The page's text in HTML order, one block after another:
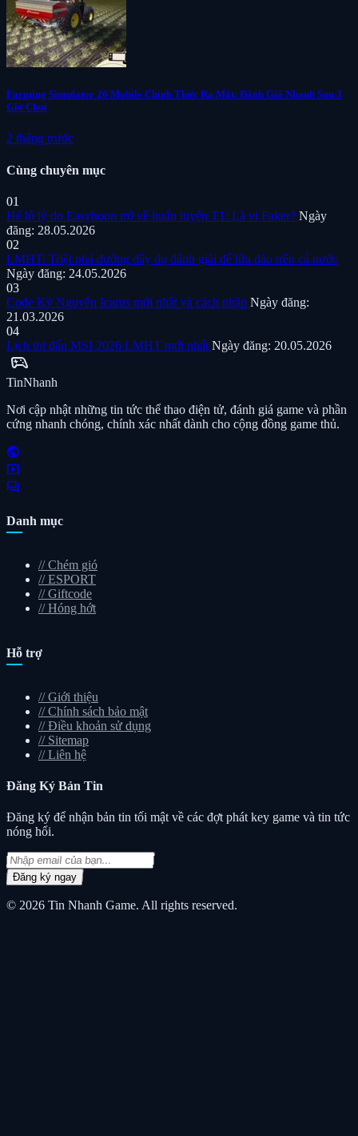
Farming Simulator 26 Mobile Chính Thức Ra Mắt: Đánh Giá Nhanh Sau 3
Giờ Chơi
2 tháng trước
Cùng chuyên mục
01
Hé lộ lý do Easyhoon trở về huấn luyện T1: Là vì Faker? Ngày
đăng: 28.05.2026
02
LMHT: Triệt phá đường dây dụ đánh giải để lừa đảo trên cả nước
Ngày đăng: 24.05.2026
03
Code Kỷ Nguyên Icarus mới nhất và cách nhập Ngày đăng:
21.03.2026
04
Lịch thi đấu MSI 2026 LMHT mới nhất Ngày đăng: 20.05.2026
sports_esports
TinNhanh
Nơi cập nhật những tin tức thể thao điện tử, đánh giá game và phần
cứng nhanh chóng, chính xác nhất dành cho cộng đồng game thủ.
public
smart_display
forum
Danh mục
// Chém gió
// ESPORT
// Giftcode
// Hóng hớt
Hỗ trợ
// Giới thiệu
// Chính sách bảo mật
// Điều khoản sử dụng
// Sitemap
// Liên hệ
Đăng Ký Bản Tin
Đăng ký để nhận bản tin tối mật về các đợt phát key game và tin tức
nóng hổi.
Đăng ký ngay
© 2026 Tin Nhanh Game. All rights reserved.